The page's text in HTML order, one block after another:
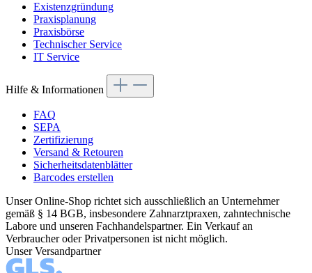
Existenzgründung
Praxisplanung
Praxisbörse
Technischer Service
IT Service
Hilfe & Informationen
FAQ
SEPA
Zertifizierung
Versand & Retouren
Sicherheitsdatenblätter
Barcodes erstellen
Unser Online-Shop richtet sich ausschließlich an Unternehmer
gemäß § 14 BGB, insbesondere Zahnarztpraxen, zahntechnische
Labore und unseren Fachhandelspartner. Ein Verkauf an
Verbraucher oder Privatpersonen ist nicht möglich.
Unser Versandpartner